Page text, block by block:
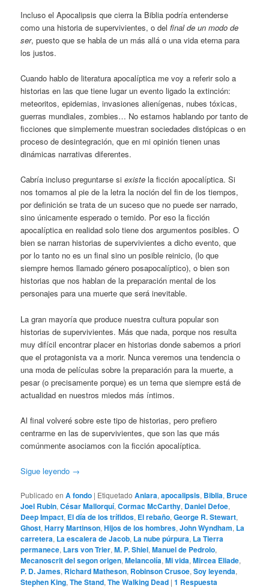
Incluso el Apocalipsis que cierra la Biblia podría entenderse
como una historia de supervivientes, o delfinal de un modo de
ser, puesto que se habla de un más allá o una vida eterna para
los justos.
Cuando hablo de literatura apocalíptica me voy a referir solo a
historias en las que tiene lugar un evento ligado la extinción:
meteoritos, epidemias, invasiones alienígenas, nubes tóxicas,
guerras mundiales, zombies… No estamos hablando por tanto de
ficciones que simplemente muestran sociedades distópicas o en
proceso de desintegración, que en mi opinión tienen unas
dinámicas narrativas diferentes.
Cabría incluso preguntarse siexiste la ficción apocalíptica. Si
nos tomamos al pie de la letra la noción del fin de los tiempos,
por definición se trata de un suceso que no puede ser narrado,
sino únicamente esperado o temido. Por eso la ficción
apocalíptica en realidad solo tiene dos argumentos posibles. O
bien se narran historias de supervivientes a dicho evento, que
por lo tanto no es un final sino un posible reinicio, (lo que
siempre hemos llamado género posapocalíptico), o bien son
historias que nos hablan de la preparación mental de los
personajes para una muerte que será inevitable.
La gran mayoría que produce nuestra cultura popular son
historias de supervivientes. Más que nada, porque nos resulta
muy difícil encontrar placer en historias donde sabemos a priori
que el protagonista va a morir. Nunca veremos una tendencia o
una moda de películas sobre la preparación para la muerte, a
pesar (o precisamente porque) es un tema que siempre está de
actualidad en nuestros miedos más íntimos.
Al final volveré sobre este tipo de historias, pero prefiero
centrarme en las de supervivientes, que son las que más
comúnmente asociamos con la ficción apocalíptica.
Sigue leyendo →
Publicado en A fondo | Etiquetado Aniara,apocalipsis, Biblia, Bruce
Joel Rubin,César Mallorquí,Cormac McCarthy, Daniel Defoe,
Deep Impact, El día de los trífidos, El rebaño,George R. Stewart,
Ghost,Harry Martinson,Hijos de los hombres,John Wyndham, La
carretera, La escalera de Jacob, La nube púrpura, La Tierra
permanece, Lars von Trier,M. P. Shiel,Manuel de Pedrolo,
Mecanoscrit del segon origen,Melancolía,Mi vida,Mircea Eliade,
P. D. James, Richard Matheson, Robinson Crusoe,Soy leyenda,
Stephen King,The Stand,The Walking Dead |1 Respuesta